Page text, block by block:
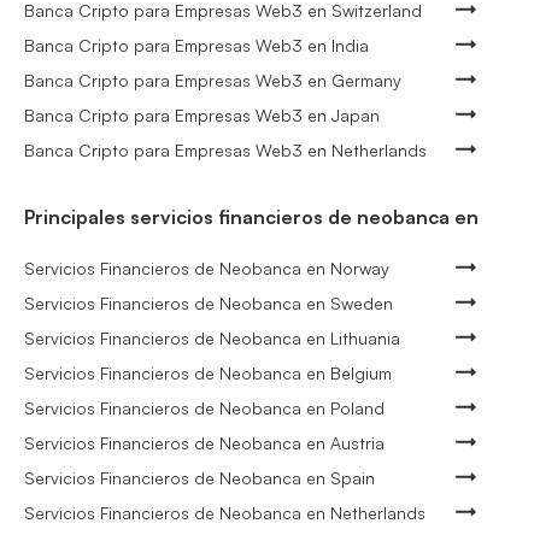
Banca Cripto para Empresas Web3 en Switzerland
Banca Cripto para Empresas Web3 en India
Banca Cripto para Empresas Web3 en Germany
Banca Cripto para Empresas Web3 en Japan
Banca Cripto para Empresas Web3 en Netherlands
Principales servicios financieros de neobanca en
Servicios Financieros de Neobanca en Norway
Servicios Financieros de Neobanca en Sweden
Servicios Financieros de Neobanca en Lithuania
Servicios Financieros de Neobanca en Belgium
Servicios Financieros de Neobanca en Poland
Servicios Financieros de Neobanca en Austria
Servicios Financieros de Neobanca en Spain
Servicios Financieros de Neobanca en Netherlands